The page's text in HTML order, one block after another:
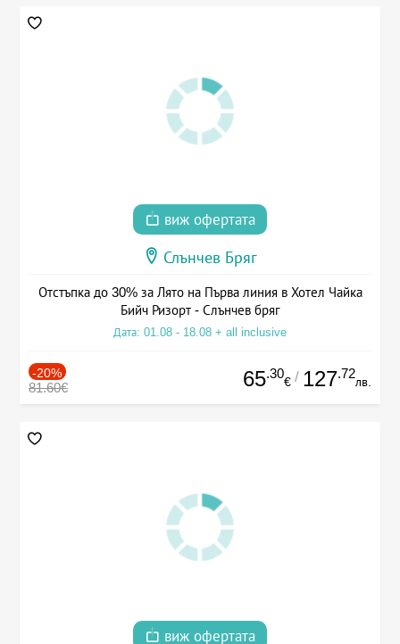
виж офертата
Слънчев Бряг
Отстъпка до 30% за Лято на Първа линия в Хотел Чайка
Бийч Ризорт - Слънчев бряг
Дата: 01.08 - 18.08 + all inclusive
-20%
81.60€ 65.30
€ / 127.72
лв.
виж офертата